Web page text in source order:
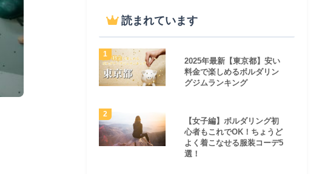
読まれています
2025年最新【東京都】安い
料金で楽しめるボルダリン
グジムランキング
【女子編】ボルダリング初
心者もこれでOK！ちょうど
よく着こなせる服装コーデ5
選！